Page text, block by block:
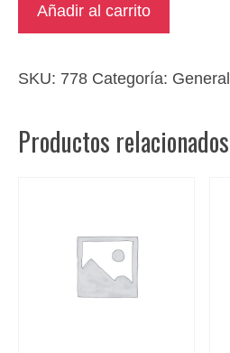
los
y
del
Añadir al carrito
SKU: 778 Categoría: General
Productos relacionados